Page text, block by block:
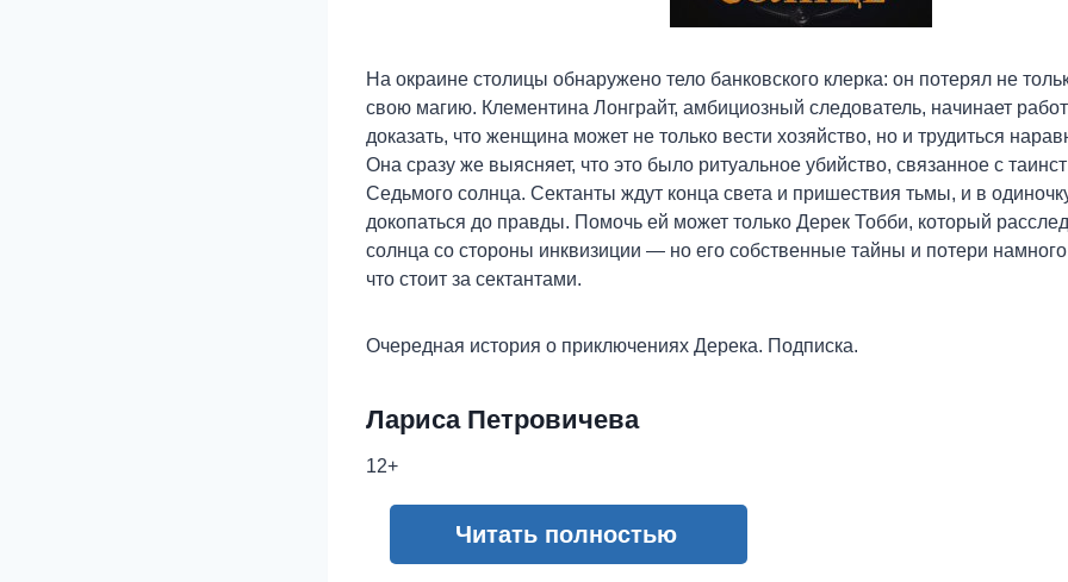
На окраине столицы обнаружено тело банковского клерка: он потерял не
свою магию. Клементина Лонграйт, амбициозный следователь, начинает
доказать, что женщина может не только вести хозяйство, но и трудиться
Она сразу же выясняет, что это было ритуальное убийство, связанное с
Седьмого солнца. Сектанты ждут конца света и пришествия тьмы, и в
докопаться до правды. Помочь ей может только Дерек Тобби, который
солнца со стороны инквизиции — но его собственные тайны и потери
что стоит за сектантами.
Очередная история о приключениях Дерека. Подписка.
Лариса Петровичева
12+
Читать полностью